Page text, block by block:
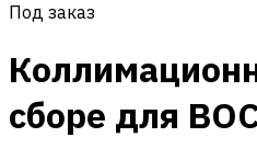
Под заказ
сборе для